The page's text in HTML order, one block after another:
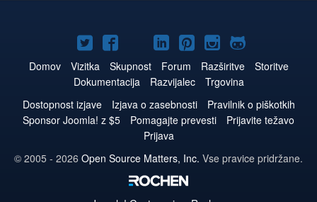
Joomla!
na
Twitter
Joomla!
na
Facebook
Joomla!
na
YouTube
Joomla!
na
LinkedIn
Joomla!
na
Pinterest
Joomla!
na
Instagram
Joomla!
na
GitHub
Domov Vizitka Skupnost Forum Razširitve
Storitve
Dokumentacija
Razvijalec
Trgovina
Dostopnost izjave
Izjava o zasebnosti
Pravilnik o piškotkih
Sponsor Joomla! z $5
Pomagajte prevesti
Prijavite težavo
Prijava
© 2005 - 2026 Open Source Matters, Inc. Vse pravice pridržane.